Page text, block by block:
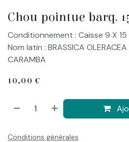
Chou pointue barq.
Conditionnement : Caisse 9 X
Nom latin : BRASSICA
CARAMBA
10,00 €
Conditions générales